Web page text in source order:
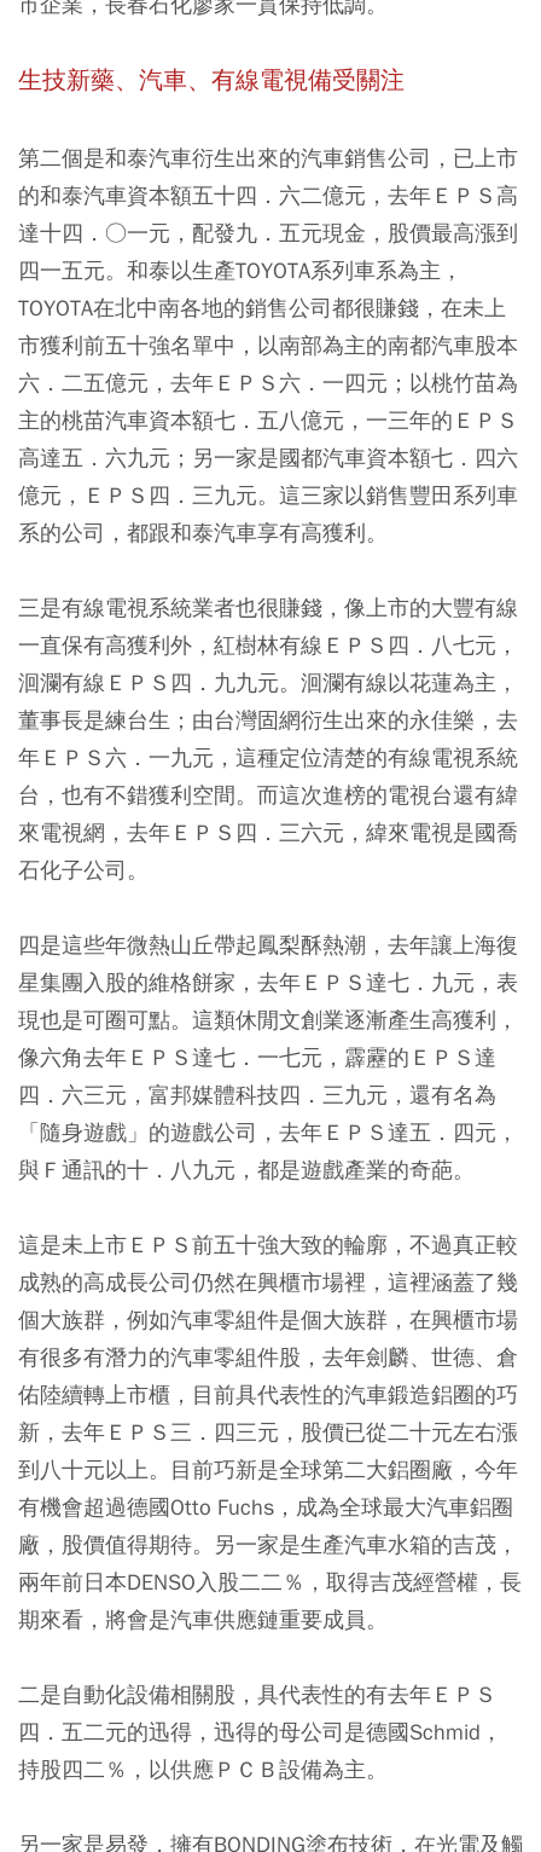
生技新藥、汽車、有線電視備受關注
第二個是和泰汽車衍生出來的汽車銷售公司，已上市
的和泰汽車資本額五十四．六二億元，去年ＥＰＳ高
達十四．○一元，配發九．五元現金，股價最高漲到
四一五元。和泰以生產TOYOTA系列車系為主，
TOYOTA在北中南各地的銷售公司都很賺錢，在未上
市獲利前五十強名單中，以南部為主的南都汽車股本
六．二五億元，去年ＥＰＳ六．一四元；以桃竹苗為
主的桃苗汽車資本額七．五八億元，一三年的ＥＰＳ
高達五．六九元；另一家是國都汽車資本額七．四六
億元，ＥＰＳ四．三九元。這三家以銷售豐田系列車
系的公司，都跟和泰汽車享有高獲利。
三是有線電視系統業者也很賺錢，像上市的大豐有線
一直保有高獲利外，紅樹林有線ＥＰＳ四．八七元，
洄瀾有線ＥＰＳ四．九九元。洄瀾有線以花蓮為主，
董事長是練台生；由台灣固網衍生出來的永佳樂，去
年ＥＰＳ六．一九元，這種定位清楚的有線電視系統
台，也有不錯獲利空間。而這次進榜的電視台還有緯
來電視網，去年ＥＰＳ四．三六元，緯來電視是國喬
石化子公司。
四是這些年微熱山丘帶起鳳梨酥熱潮，去年讓上海復
星集團入股的維格餅家，去年ＥＰＳ達七．九元，表
現也是可圈可點。這類休閒文創業逐漸產生高獲利，
像六角去年ＥＰＳ達七．一七元，霹靂的ＥＰＳ達
四．六三元，富邦媒體科技四．三九元，還有名為
「隨身遊戲」的遊戲公司，去年ＥＰＳ達五．四元，
與Ｆ通訊的十．八九元，都是遊戲產業的奇葩。
這是未上市ＥＰＳ前五十強大致的輪廓，不過真正較
成熟的高成長公司仍然在興櫃市場裡，這裡涵蓋了幾
個大族群，例如汽車零組件是個大族群，在興櫃市場
有很多有潛力的汽車零組件股，去年劍麟、世德、倉
佑陸續轉上市櫃，目前具代表性的汽車鍛造鋁圈的巧
新，去年ＥＰＳ三．四三元，股價已從二十元左右漲
到八十元以上。目前巧新是全球第二大鋁圈廠，今年
有機會超過德國Otto Fuchs，成為全球最大汽車鋁圈
廠，股價值得期待。另一家是生產汽車水箱的吉茂，
兩年前日本DENSO入股二二％，取得吉茂經營權，長
期來看，將會是汽車供應鏈重要成員。
二是自動化設備相關股，具代表性的有去年ＥＰＳ
四．五二元的迅得，迅得的母公司是德國Schmid，
持股四二％，以供應ＰＣＢ設備為主。
另一家是易發，擁有BONDING塗布技術，在光電及觸